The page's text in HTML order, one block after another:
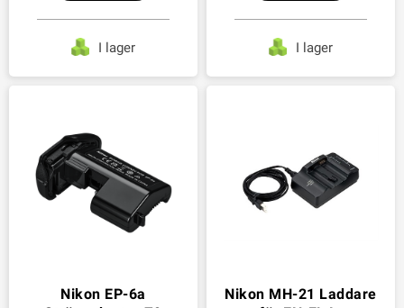
I lager I lager
Nikon EP-6a
Nikon MH-21 Laddare